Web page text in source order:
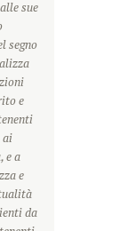
sue
segno
e
ai
e a
e
da